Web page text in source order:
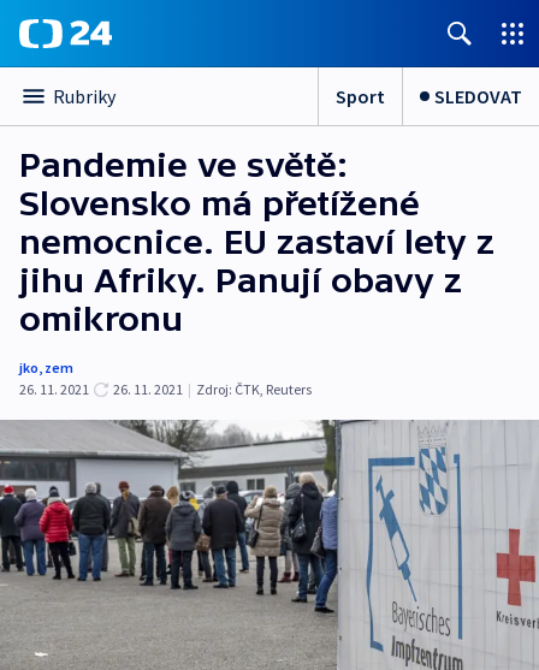
Rubriky Sport SLEDOVAT
Pandemie ve světě:
Slovensko má přetížené
nemocnice. EU zastaví lety z
jihu Afriky. Panují obavy z
omikronu
jko, zem
26. 11. 2021
26. 11. 2021 | Zdroj: ČTK, Reuters